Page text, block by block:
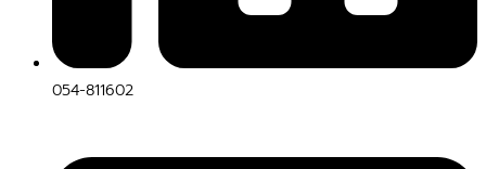
054-811602